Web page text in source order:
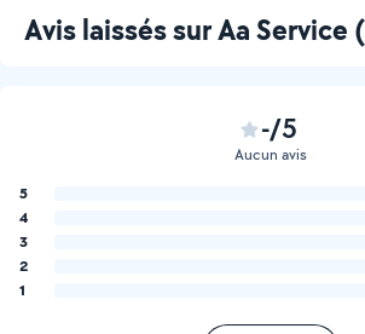
Avis laissés sur Aa Service
-/5
Aucun avis
5
4
3
2
1